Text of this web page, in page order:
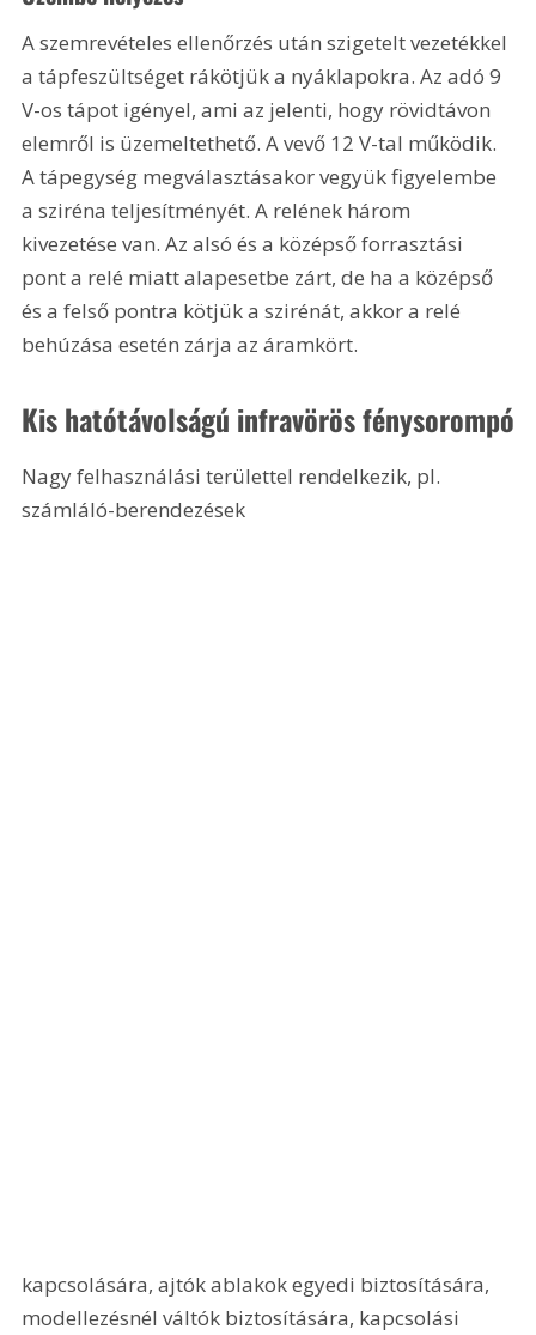
A szemrevételes ellenőrzés után szigetelt vezetékkel
a tápfeszültséget rákötjük a nyáklapokra. Az adó 9
V-os tápot igényel, ami az jelenti, hogy rövidtávon
elemről is üzemeltethető. A vevő 12 V-tal működik.
A tápegység megválasztásakor vegyük figyelembe
a sziréna teljesítményét. A relének három
kivezetése van. Az alsó és a középső forrasztási
pont a relé miatt alapesetbe zárt, de ha a középső
és a felső pontra kötjük a szirénát, akkor a relé
behúzása esetén zárja az áramkört.
Kis hatótávolságú infravörös fénysorompó
Nagy felhasználási területtel rendelkezik, pl.
számláló-berendezések
kapcsolására, ajtók ablakok egyedi biztosítására,
modellezésnél váltók biztosítására, kapcsolási